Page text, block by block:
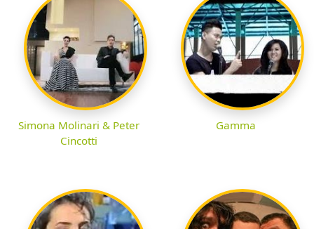
Simona Molinari & Peter
Cincotti
Gamma